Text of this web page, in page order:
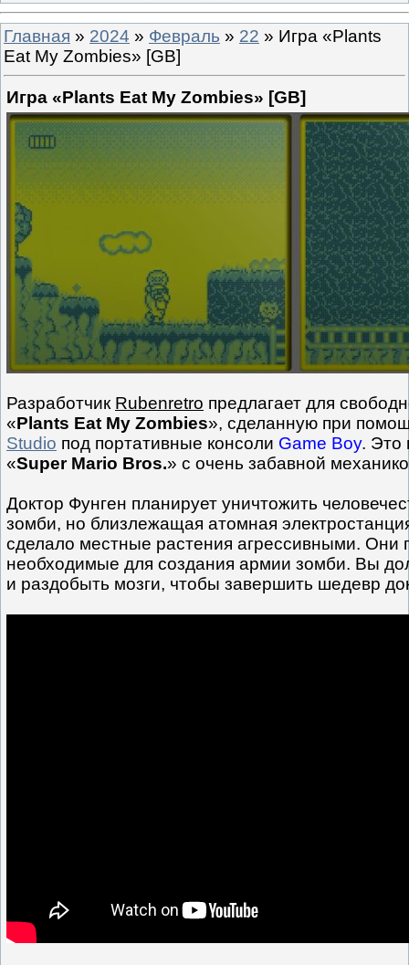
Главная » 2024 » Февраль » 22 » Игра «Plants
Eat My Zombies» [GB]
Игра «Plants Eat My Zombies» [GB]
Разработчик Rubenretro предлагает для
«Plants Eat My Zombies», сделанную при
Studio под портативные консоли Game Boy. Это
«Super Mario Bros.» с очень забавной
Доктор Фунген планирует уничтожить
зомби, но близлежащая атомная
сделало местные растения агрессивными. Они
необходимые для создания армии зомби. Вы
и раздобыть мозги, чтобы завершить шедевр